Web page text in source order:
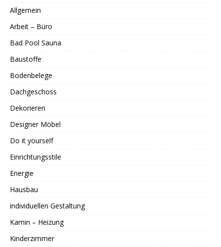
Allgemein
Arbeit – Büro
Bad Pool Sauna
Baustoffe
Bodenbelege
Dachgeschoss
Dekorieren
Designer Möbel
Do it yourself
Einrichtungsstile
Energie
Hausbau
individuellen Gestaltung
Kamin – Heizung
Kinderzimmer